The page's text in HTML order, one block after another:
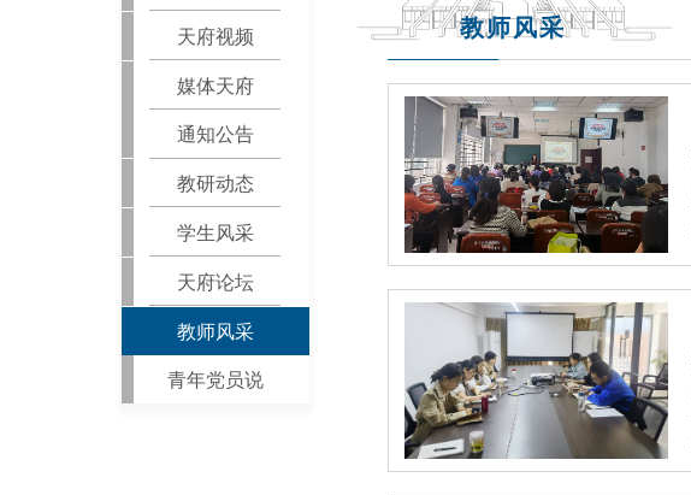
天府视频
媒体天府
通知公告
教研动态
学生风采
天府论坛
教师风采
青年党员说
教师风采